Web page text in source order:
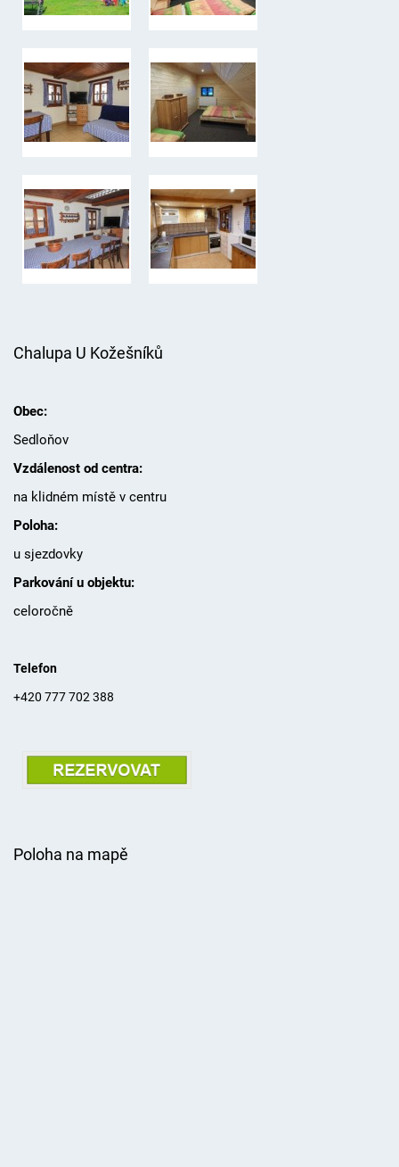
Chalupa U Kožešníků
Obec:
Sedloňov
Vzdálenost od centra:
na klidném místě v centru
Poloha:
u sjezdovky
Parkování u objektu:
celoročně
Telefon
+420 777 702 388
Poloha na mapě